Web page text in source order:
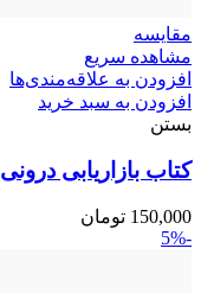
مقایسه
مشاهده سریع
افزودن به علاقه‌مندی‌ها
افزودن به سبد خرید
بستن
کتاب بازاریابی درونی
150,000 تومان
-5%